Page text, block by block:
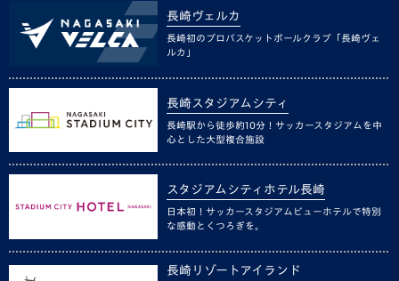
長崎ヴェルカ
長崎初のプロバスケットボールクラブ「長崎ヴェ
ルカ」
長崎スタジアムシティ
長崎駅から徒歩約10分！サッカースタジアムを中
心とした大型複合施設
スタジアムシティホテル長崎
日本初！サッカースタジアムビューホテルで特別
な感動とくつろぎを。
長崎リゾートアイランド